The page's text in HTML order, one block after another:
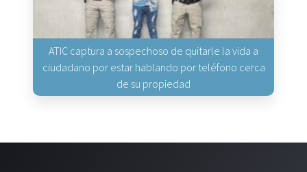
ATIC captura a sospechoso de quitarle la vida a
ciudadano por estar hablando por teléfono cerca
de su propiedad